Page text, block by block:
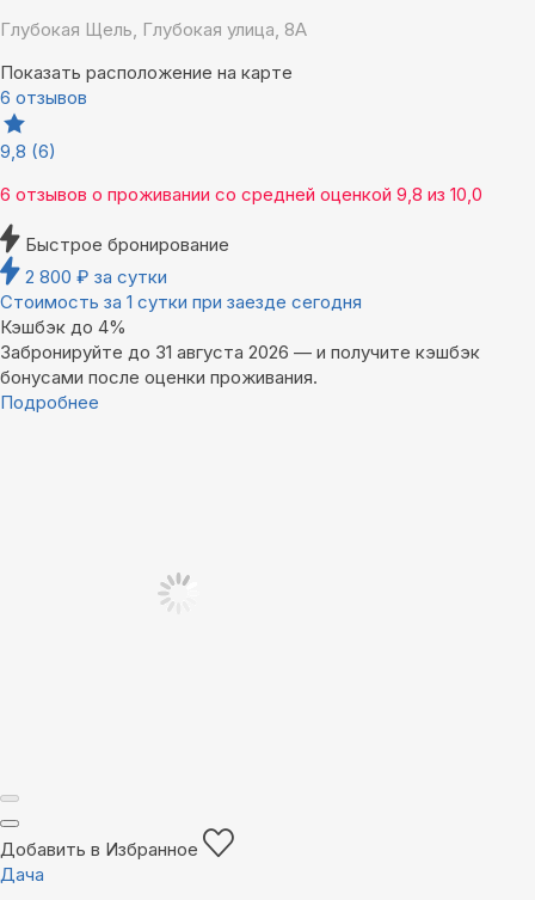
Глубокая Щель, Глубокая улица, 8А
Показать расположение на карте
6 отзывов
9,8 (6)
6 отзывов о проживании со средней оценкой 9,8 из 10,0
Быстрое бронирование
2 800 ₽ за сутки
Стоимость за 1 сутки при заезде сегодня
Кэшбэк до 4%
Забронируйте до 31 августа 2026 — и получите кэшбэк
бонусами после оценки проживания.
Подробнее
Добавить в Избранное
Дача